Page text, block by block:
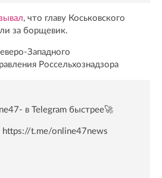
, что главу Коськовского
за борщевик.
Западного
Россельхознадзора
в Telegram быстрее🚀
https://t.me/online47news